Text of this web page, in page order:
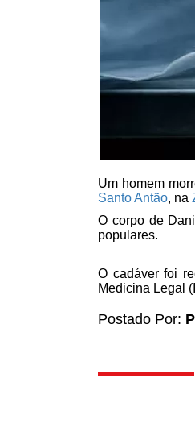
Um homem
Santo Antão, na
O corpo de
populares.
O cadáver foi
Medicina Legal
Postado Por: